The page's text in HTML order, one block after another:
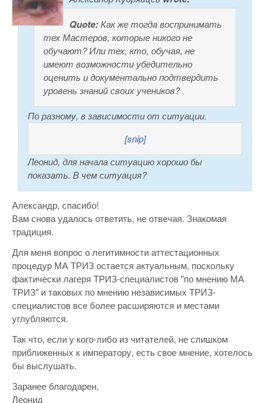
Quote:Как же тогда воспринимать
тех Мастеров, которые никого не
обучают? Или тех, кто, обучая, не
имеют возможности убедительно
оценить и документально подтвердить
уровень знаний своих учеников?
По разному, в зависимости от ситуации.
[snip]
Леонид, для начала ситуацию хорошо бы
показать. В чем ситуация?
Александр, спасибо!
Вам снова удалось ответить, не отвечая. Знакомая
традиция.
Для меня вопрос о легитимности аттестационных
процедур МА ТРИЗ остается актуальным, поскольку
фактически лагеря ТРИЗ-специалистов "по мнению МА
ТРИЗ" и таковых по мнению независимых ТРИЗ-
специалистов все более расширяются и местами
углубляются.
Так что, если у кого-либо из читателей, не слишком
приближенных к императору, есть свое мнение, хотелось
бы выслушать.
Заранее благодарен,
Леонид